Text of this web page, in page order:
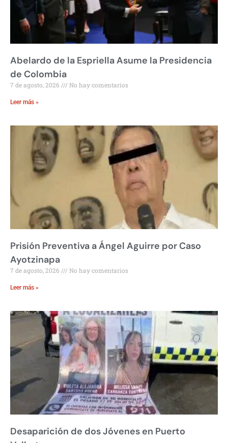
Abelardo de la Espriella Asume la Presidencia
de Colombia
7 de agosto, 2026 No hay comentarios
Leer más »
Prisión Preventiva a Ángel Aguirre por Caso
Ayotzinapa
7 de agosto, 2026 No hay comentarios
Leer más »
Desaparición de dos Jóvenes en Puerto